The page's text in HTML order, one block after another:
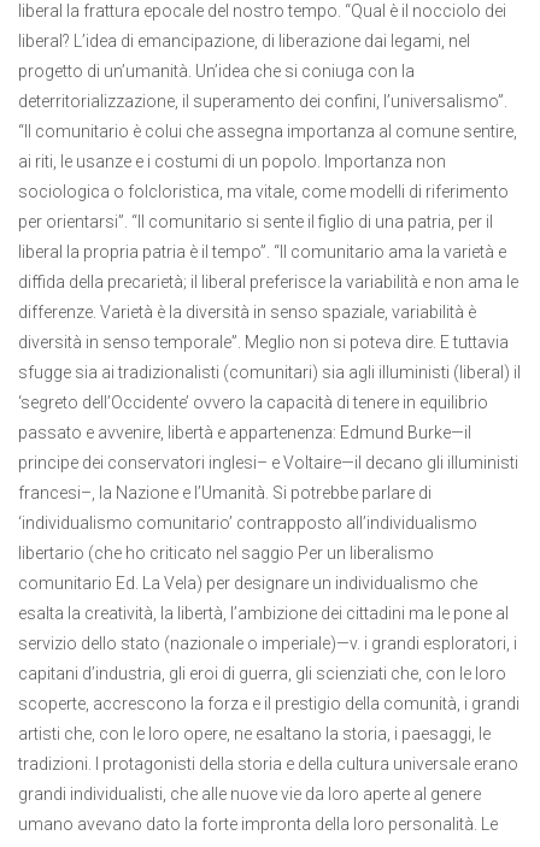
liberal la frattura epocale del nostro tempo. “Qual è il nocciolo dei
liberal? L’idea di emancipazione, di liberazione dai legami, nel
progetto di un’umanità. Un’idea che si coniuga con la
deterritorializzazione, il superamento dei confini, l’universalismo”.
“Il comunitario è colui che assegna importanza al comune sentire,
ai riti, le usanze e i costumi di un popolo. Importanza non
sociologica o folcloristica, ma vitale, come modelli di riferimento
per orientarsi”. “Il comunitario si sente il figlio di una patria, per il
liberal la propria patria è il tempo”. “Il comunitario ama la varietà e
diffida della precarietà; il liberal preferisce la variabilità e non ama le
differenze. Varietà è la diversità in senso spaziale, variabilità è
diversità in senso temporale”. Meglio non si poteva dire. E tuttavia
sfugge sia ai tradizionalisti (comunitari) sia agli illuministi (liberal) il
‘segreto dell’Occidente’ ovvero la capacità di tenere in equilibrio
passato e avvenire, libertà e appartenenza: Edmund Burke—il
principe dei conservatori inglesi– e Voltaire—il decano gli illuministi
francesi–, la Nazione e l’Umanità. Si potrebbe parlare di
‘individualismo comunitario’ contrapposto all’individualismo
libertario (che ho criticato nel saggio Per un liberalismo
comunitario Ed. La Vela) per designare un individualismo che
esalta la creatività, la libertà, l’ambizione dei cittadini ma le pone al
servizio dello stato (nazionale o imperiale)—v. i grandi esploratori, i
capitani d’industria, gli eroi di guerra, gli scienziati che, con le loro
scoperte, accrescono la forza e il prestigio della comunità, i grandi
artisti che, con le loro opere, ne esaltano la storia, i paesaggi, le
tradizioni. I protagonisti della storia e della cultura universale erano
grandi individualisti, che alle nuove vie da loro aperte al genere
umano avevano dato la forte impronta della loro personalità. Le